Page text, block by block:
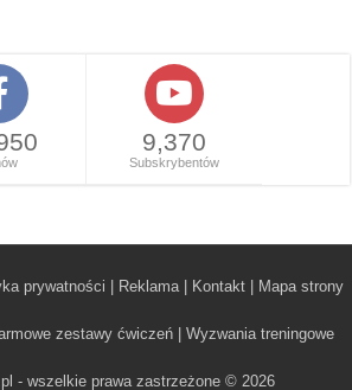
9,370
Subskrybentów
prywatności Reklama| Kontakt| Mapa strony
zestawy ćwiczeń| Wyzwania treningowe
- wszelkie prawa zastrzeżone © 2026